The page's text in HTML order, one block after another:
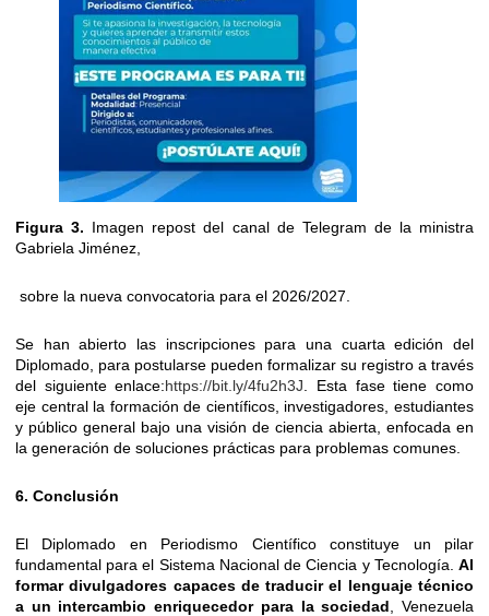
Figura 3. Imagen repost del canal de Telegram de la ministra
Gabriela Jiménez,
sobre la nueva convocatoria para el 2026/2027.
Se han abierto las inscripciones para una cuarta edición del
Diplomado, para postularse pueden formalizar su registro a través
del siguiente enlace:https://bit.ly/4fu2h3J . Esta fase tiene como
eje central la formación de científicos, investigadores, estudiantes
y público general bajo una visión de ciencia abierta, enfocada en
la generación de soluciones prácticas para problemas comunes.
6. Conclusión
El Diplomado en Periodismo Científico constituye un pilar
fundamental para el Sistema Nacional de Ciencia y Tecnología. Al
formar divulgadores capaces de traducir el lenguaje técnico
a un intercambio enriquecedor para la sociedad , Venezuela